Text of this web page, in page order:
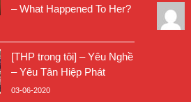
– What Happened To Her?
[THP trong tôi] – Yêu Nghề
– Yêu Tân Hiệp Phát
03-06-2020